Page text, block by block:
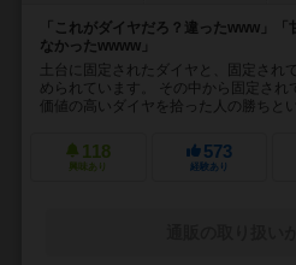
「これがダイヤだろ？違ったwww」
なかったwwww」
土台に固定されたダイヤと、固定され
められています。 その中から固定され
価値の高いダイヤを拾った人の勝ちと
118
興味あり
573
経験あり